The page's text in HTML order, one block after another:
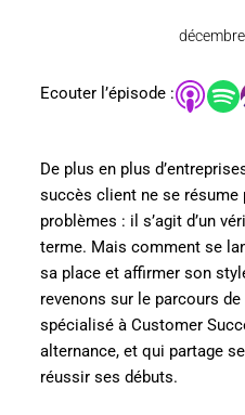
Ecouter l’épisode :
De plus en plus
succès client ne se résume
problèmes : il s’agit d’un
terme. Mais comment se
sa place et affirmer son
revenons sur le parcours de
spécialisé à Customer
alternance, et qui partage
réussir ses débuts.